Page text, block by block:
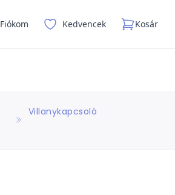
Fiókom Kedvencek Kosár
Villanykapcsoló